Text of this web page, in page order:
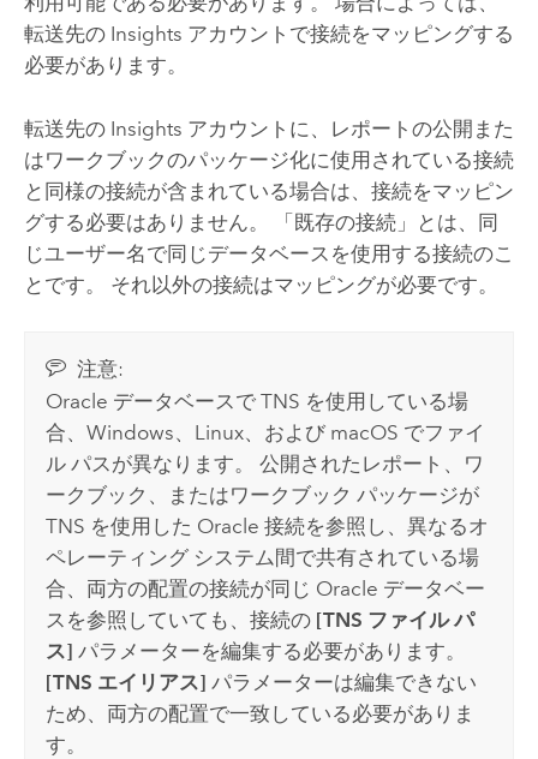
転送先の Insights アカウントで接続をマッピングする
必要があります。
転送先の Insights アカウントに、レポートの公開また
はワークブックのパッケージ化に使用されている接続
と同様の接続が含まれている場合は、接続をマッピン
グする必要はありません。 「既存の接続」とは、同
じユーザー名で同じデータベースを使用する接続のこ
とです。 それ以外の接続はマッピングが必要です。
注意:
Oracle データベースで TNS を使用している場
合、Windows、 Linux、および macOS でファイ
ル パスが異なります。 公開されたレポート、ワ
ークブック、またはワークブック パッケージが
TNS を使用した Oracle 接続を参照し、異なるオ
ペレーティング システム間で共有されている場
合、両方の配置の接続が同じ Oracle データベー
スを参照していても、接続の [TNS ファイル パ
ス] パラメーターを編集する必要があります。
[TNS エイリアス] パラメーターは編集できない
ため、両方の配置で一致している必要がありま
す。